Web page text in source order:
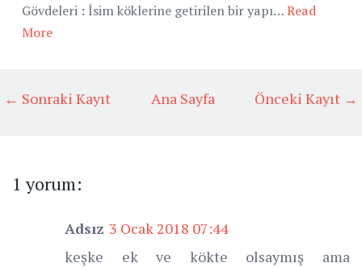
Gövdeleri : İsim köklerine getirilen bir yapı…Read
More
← Sonraki Kayıt Önceki Kayıt →
Ana Sayfa
1 yorum:
Adsız 3 Ocak 2018 07:44
keşke ek ve kökte olsaymış ama